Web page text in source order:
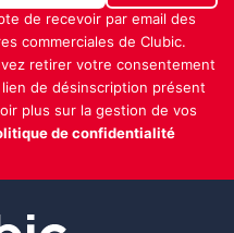
de recevoir par email des
commerciales de Clubic.
retirer votre consentement
de désinscription présent
plus sur la gestion de vos
de confidentialité